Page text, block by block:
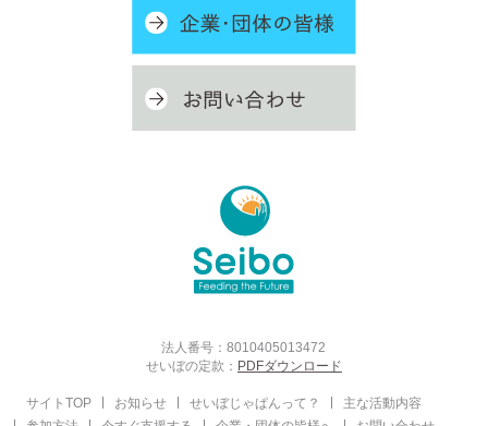
法人番号：8010405013472
せいぼの定款： PDFダウンロード
サイトTOP お知らせ せいぼじゃぱんって？
主な活動内容